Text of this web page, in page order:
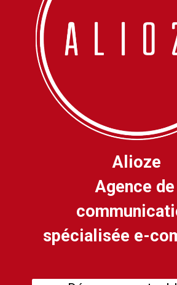
Alioze
Agence de
spécialisée e-